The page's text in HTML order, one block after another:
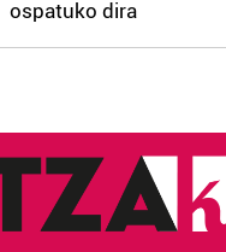
ospatuko dira